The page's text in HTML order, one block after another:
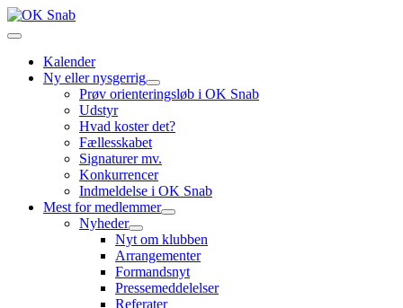
Kalender
Ny eller nysgerrig
Prøv orienteringsløb i OK Snab
Udstyr
Hvad koster det?
Fællesskabet
Signaturer mv.
Konkurrencer
Indmeldelse i OK Snab
Mest for medlemmer
Nyheder
Nyt om klubben
Arrangementer
Formandsnyt
Pressemeddelelser
Referater